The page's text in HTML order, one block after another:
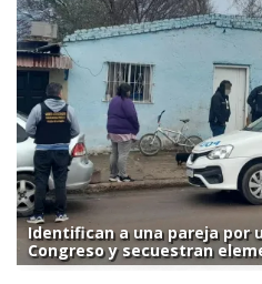
Identifican a una pareja por
Congreso y secuestran